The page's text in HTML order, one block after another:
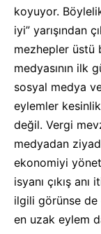
koyuyor.
iyi” yarışından
mezhepler üstü
medyasının ilk
sosyal medya
eylemler
değil. Vergi
medyadan
ekonomiyi
isyanı çıkış
ilgili görünse
en uzak eylem